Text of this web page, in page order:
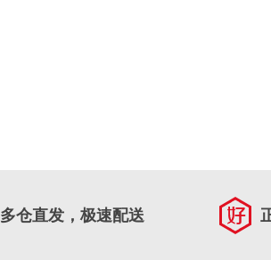
多仓直发，极速配送